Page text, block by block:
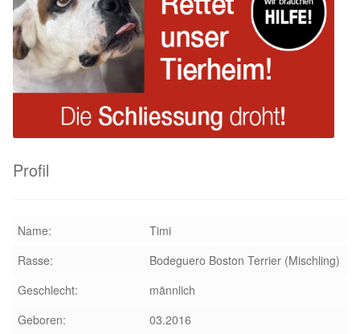
Sicherheitsgeschirr
Mittelmeerkrankheiten
Leishmaniose
Zwingerhusten
Info Broschüre – SALVA Hundehilfe e.V.
Profil
Name:
Timi
Rasse:
Bodeguero Boston Terrier (Mischling)
Geschlecht:
männlich
Geboren:
03.2016